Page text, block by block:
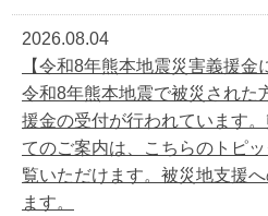
2026.08.04
【令和8年熊本地震災害義援金
令和8年熊本地震で被災された
援金の受付が行われています
てのご案内は、こちらのトピ
覧いただけます。被災地支援
ます。